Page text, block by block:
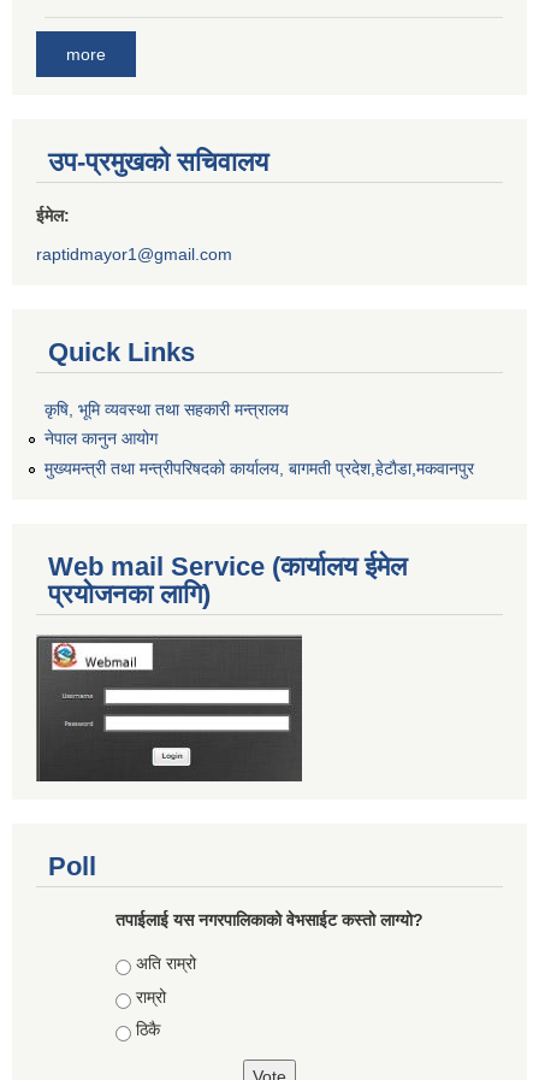
more
उप-प्रमुखको सचिवालय
ईमेल:
raptidmayor1@gmail.com
Quick Links
कृषि, भूमि व्यवस्था तथा सहकारी मन्त्रालय
नेपाल कानुन आयोग
मुख्यमन्त्री तथा मन्त्रीपरिषदको कार्यालय, बागमती प्रदेश,हेटाैडा,मकवानपुर
Web mail Service (कार्यालय ईमेल
प्रयोजनका लागि)
Poll
तपाईलाई यस नगरपालिकाको वेभसाईट कस्तो लाग्यो?
Choices
अति राम्रो
राम्रो
ठिकै